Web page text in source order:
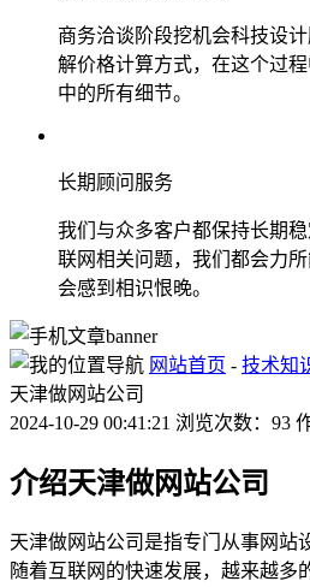
商务洽谈阶段挖机会科技设
解价格计算方式，在这个过
中的所有细节。
长期顾问服务
我们与众多客户都保持长期
联网相关问题，我们都会力
会感到相识恨晚。
网站首页 - 技术知
天津做网站公司
2024-10-29 00:41:21 浏览次数：93
介绍天津做网站公司
天津做网站公司是指专门从事网站
随着互联网的快速发展，越来越多